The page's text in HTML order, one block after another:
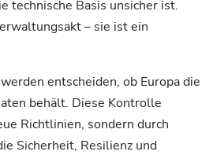
technische Basis unsicher ist.
– sie ist ein
entscheiden, ob Europa die
behält. Diese Kontrolle
Richtlinien, sondern durch
Sicherheit, Resilienz und